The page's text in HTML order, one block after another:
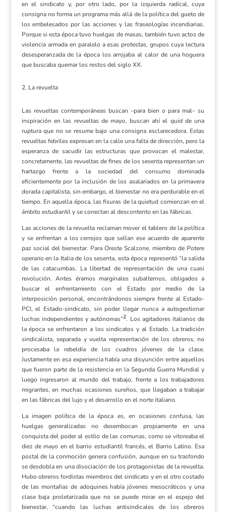
en el sindicato y, por otro lado, por la izquierda radical, cuya
consigna no forma un programa más allá de la política del gueto de
los embelesados por las acciones y las fraseologías incendiarias.
Porque si esta época tuvo huelgas de masas, también tuvo actos de
violencia armada en paralelo a esas protestas, grupos cuya lectura
desesperanzada de la época los arrojaba al calor de una hoguera
que buscaba quemar los restos del siglo XX.
La revuelta
Las revueltas contemporáneas buscan –para bien o para mal– su
inspiración en las revueltas de mayo, buscan ahí el quidde una
ruptura que no se resume bajo una consigna esclarecedora. Estas
revueltas febriles expresan en la calle una falta de dirección, pero la
esperanza de sacudir las estructuras que provocan el malestar,
concretamente, las revueltas de fines de los sesenta representan un
hartazgo frente a la sociedad del consumo dominada
eficientemente por la inclusión de los asalariados en la primavera
dorada capitalista, sin embargo, el bienestar no era perdurable en el
tiempo. En aquella época, las fisuras de la quietud comienzan en el
ámbito estudiantil y se conectan al descontento en las fábricas.
Las acciones de la revuelta reclaman mover el tablero de la política
y se enfrentan a los cerrojos que sellan ese acuerdo de aparente
paz social del bienestar. Para Oreste Scalzone, miembro dePotere
operarioen la Italia de los sesenta, esta época representó “la salida
de las catacumbas. La libertad de representación de una cuasi
revolución. Antes éramos marginales subalternos, obligados a
buscar el enfrentamiento con el Estado por medio de la
interposición personal, encontrándonos siempre frente al Estado-
PCI, el Estado-sindicato, sin poder llegar nunca a autogestionar
luchas independientes y autónomas”2. Los agitadores italianos de
la época se enfrentaron a los sindicatos y al Estado. La tradición
sindicalista, separada y vuelta representación de los obreros, no
procesaba la rebeldía de los cuadros jóvenes de la clase.
Justamente en esa experiencia había una disyunción entre aquellos
que fueron parte de la resistencia en la Segunda Guerra Mundial y
luego ingresaron al mundo del trabajo, frente a los trabajadores
migrantes, en muchas ocasiones sureños, que llegaban a trabajar
en las fábricas del lujo y el desarrollo en el norte italiano.
La imagen política de la época es, en ocasiones confusa, las
huelgas generalizadas no desembocan propiamente en una
conquista del poder al estilo de las comunas, como se vitoreaba el
diez de mayo en el barrio estudiantil francés, el Barrio Latino. Esa
postal de la conmoción genera confusión, aunque en su trasfondo
se desdobla en una disociación de los protagonistas de la revuelta.
Hubo obreros fordistas miembros del sindicato y en el otro costado
de las montañas de adoquines había jóvenes mesocráticos y una
clase baja proletarizada que no se puede mirar en el espejo del
bienestar, “cuando las luchas antisindicales de los obreros